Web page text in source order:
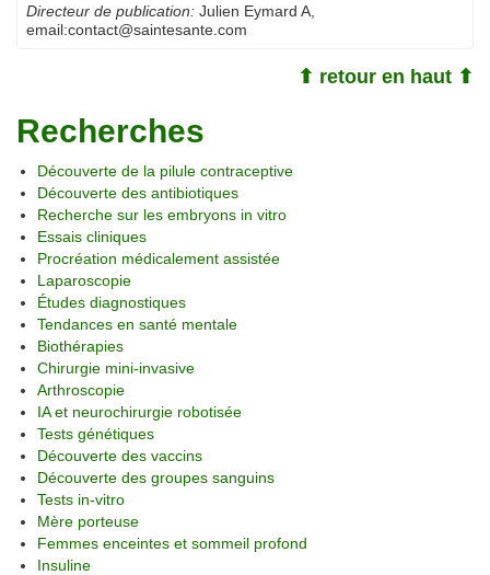
Directeur de publication: Julien Eymard A
email:contact@saintesante.com
⬆ retour en haut ⬆
Recherches
Découverte de la pilule contraceptive
Découverte des antibiotiques
Recherche sur les embryons in vitro
Essais cliniques
Procréation médicalement assistée
Laparoscopie
Études diagnostiques
Tendances en santé mentale
Biothérapies
Chirurgie mini-invasive
Arthroscopie
IA et neurochirurgie robotisée
Tests génétiques
Découverte des vaccins
Découverte des groupes sanguins
Tests in-vitro
Mère porteuse
Femmes enceintes et sommeil profond
Insuline